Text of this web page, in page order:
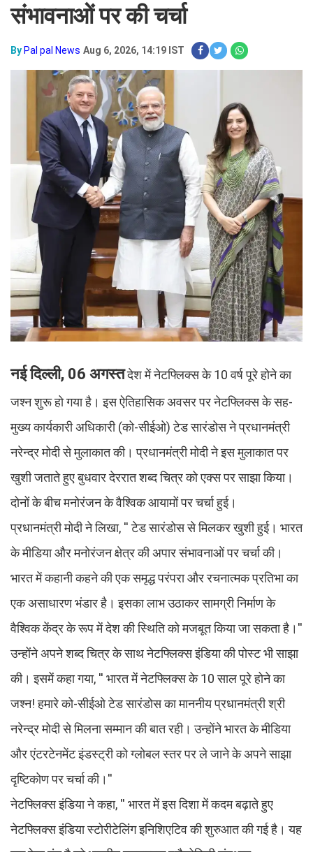
संभावनाओं पर की चर्चा
By Pal pal News Aug 6, 2026, 14:19 IST
नई दिल्ली, 06 अगस्तदेश में नेटफ्लिक्स के 10 वर्ष पूरे होने का
जश्न शुरू हो गया है। इस ऐतिहासिक अवसर पर नेटफ्लिक्स के सह-
मुख्य कार्यकारी अधिकारी (को-सीईओ) टेड सारंडोस ने प्रधानमंत्री
नरेन्द्र मोदी से मुलाकात की। प्रधानमंत्री मोदी ने इस मुलाकात पर
खुशी जताते हुए बुधवार देररात शब्द चित्र को एक्स पर साझा किया।
दोनों के बीच मनोरंजन के वैश्विक आयामों पर चर्चा हुई।
प्रधानमंत्री मोदी ने लिखा, '' टेड सारंडोस से मिलकर खुशी हुई। भारत
के मीडिया और मनोरंजन क्षेत्र की अपार संभावनाओं पर चर्चा की।
भारत में कहानी कहने की एक समृद्ध परंपरा और रचनात्मक प्रतिभा का
एक असाधारण भंडार है। इसका लाभ उठाकर सामग्री निर्माण के
वैश्विक केंद्र के रूप में देश की स्थिति को मजबूत किया जा सकता है।''
उन्होंने अपने शब्द चित्र के साथ नेटफ्लिक्स इंडिया की पोस्ट भी साझा
की। इसमें कहा गया, '' भारत में नेटफ्लिक्स के 10 साल पूरे होने का
जश्न! हमारे को-सीईओ टेड सारंडोस का माननीय प्रधानमंत्री श्री
नरेन्द्र मोदी से मिलना सम्मान की बात रही। उन्होंने भारत के मीडिया
और एंटरटेनमेंट इंडस्ट्री को ग्लोबल स्तर पर ले जाने के अपने साझा
दृष्टिकोण पर चर्चा की।''
नेटफ्लिक्स इंडिया ने कहा, '' भारत में इस दिशा में कदम बढ़ाते हुए
नेटफ्लिक्स इंडिया स्टोरीटेलिंग इनिशिएटिव की शुरुआत की गई है। यह